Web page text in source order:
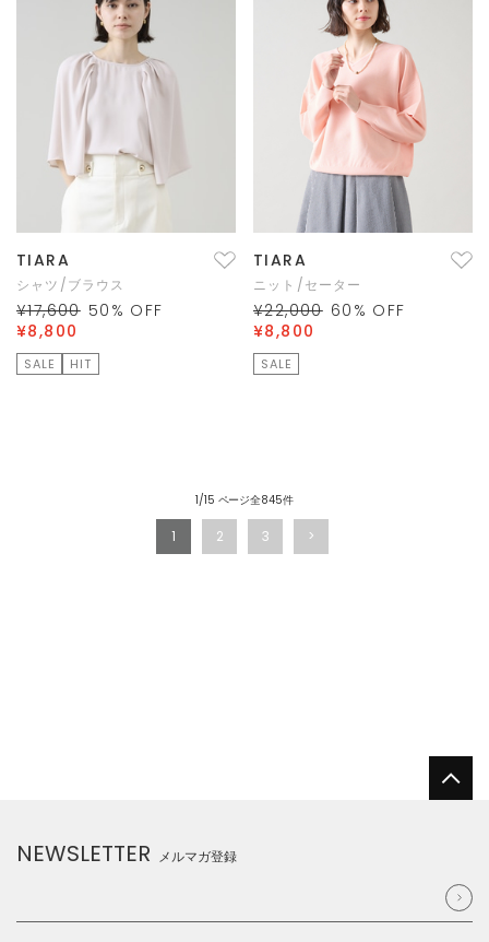
TIARA
シャツ/ブラウス
¥17,600 50 % OFF
¥8,800
SALE HIT
TIARA
ニット/セーター
¥22,000 60 % OFF
¥8,800
SALE
1/15 ページ全845件
1 2 3
NEWSLETTER メルマガ登録